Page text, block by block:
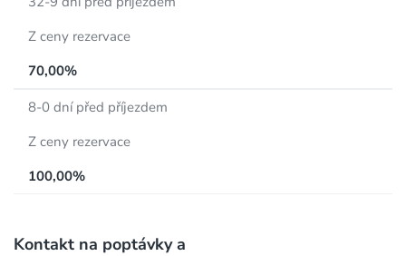
Z ceny rezervace
70,00%
8-0 dní před příjezdem
Z ceny rezervace
100,00%
Kontakt na poptávky a